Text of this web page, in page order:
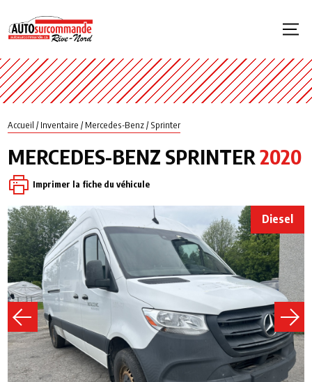
Accueil / Inventaire / Mercedes-Benz / Sprinter
MERCEDES-BENZ SPRINTER 2020
Imprimer la fiche du véhicule
Diesel